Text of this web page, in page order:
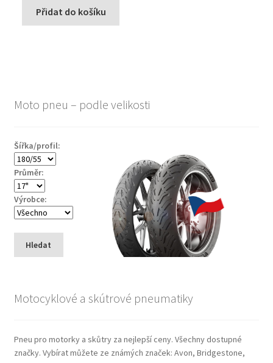
Přidat do košíku
Moto pneu – podle velikosti
Šířka/profil:
Průměr:
Výrobce:
Hledat
Motocyklové a skútrové pneumatiky
Pneu pro motorky a skůtry za nejlepší ceny. Všechny dostupné
značky. Vybírat můžete ze známých značek: Avon, Bridgestone,